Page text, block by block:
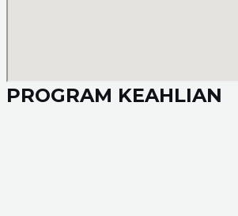
PROGRAM KEAHLIAN